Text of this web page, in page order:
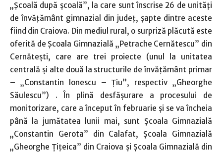
„Şcoală după şcoală”, la care sunt înscrise 26 de unităţi
de învăţământ gimnazial din judeţ, şapte dintre aceste
fiind din Craiova. Din mediul rural, o surpriză plăcută este
oferită de Şcoala Gimnazială „Petrache Cernătescu” din
Cernăteşti, care are trei proiecte (unul la unitatea
centrală şi alte două la structurile de învăţământ primar
– „Constantin Ionescu – Ţiu”, respectiv „Gheorghe
Săulescu”) . În plină desfăşurare a procesului de
monitorizare, care a început în februarie şi se va încheia
până la jumătatea lunii mai, sunt Şcoala Gimnazială
„Constantin Gerota” din Calafat, Şcoala Gimnazială
„Gheorghe Ţiţeica” din Craiova şi Şcoala Gimnazială din